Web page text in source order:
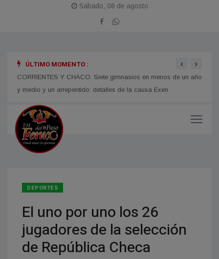
Sábado, 08 de agosto
ÚLTIMO MOMENTO :
CORRIENTES Y CHACO. Siete gimnasios en menos de un año
y medio y un arrepentido: detalles de la causa Exen
‹ ›
DEPORTES
El uno por uno los 26
jugadores de la selección
de República Checa